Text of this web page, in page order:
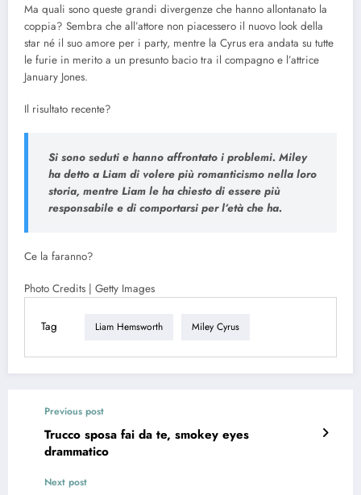
Ma quali sono queste grandi divergenze che hanno allontanato la
coppia? Sembra che all’attore non piacessero il nuovo look della
star né il suo amore per i party, mentre la Cyrus era andata su tutte
le furie in merito a un presunto bacio tra il compagno e l’attrice
January Jones.
Il risultato recente?
Si sono seduti e hanno affrontato i problemi. Miley
ha detto a Liam di volere più romanticismo nella loro
storia, mentre Liam le ha chiesto di essere più
responsabile e di comportarsi per l’età che ha.
Ce la faranno?
Photo Credits | Getty Images
Tag Liam Hemsworth Miley Cyrus
Previous post
Trucco sposa fai da te, smokey eyes
drammatico
Next post